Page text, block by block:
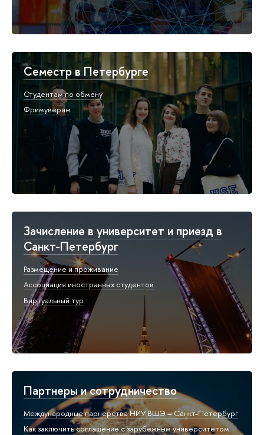
Семестр в Петербурге
Студентам по обмену
Фримуверам
Зачисление в университет и приезд в
Санкт-Петербург
Размещение и проживание
Ассоциация иностранных студентов
Виртуальный тур
Партнеры и сотрудничество
Международные парнерства НИУ ВШЭ – Санкт-Петербург
Как заключить соглашение c зарубежным университетом